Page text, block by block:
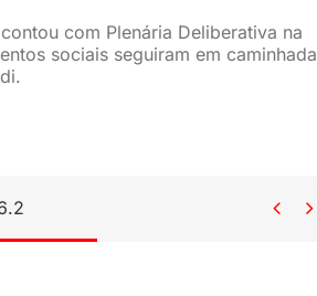
com Plenária Deliberativa na
sociais seguiram em caminhada
 